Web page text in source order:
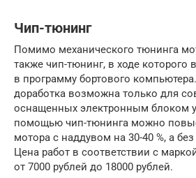
Чип-тюнинг
Помимо механического тюнинга
также чип-тюнинг, в ходе которого
в программу бортового
доработка возможна только для
оснащенных электронным блоком
помощью чип-тюнинга можно
мотора с наддувом на 30-40 %, а
Цена работ в соответствии с
от 7000 рублей до 18000 рублей.